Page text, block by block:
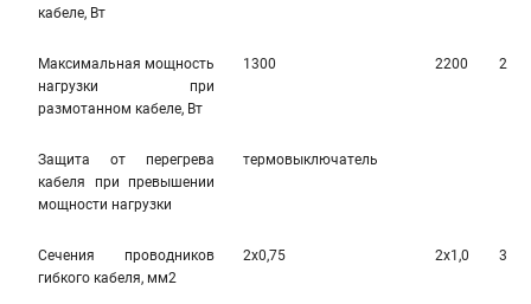
кабеле, Вт
Максимальная мощность
нагрузки при
размотанном кабеле, Вт
1300 2200 2200
Защита от перегрева
кабеля при превышении
мощности нагрузки
термовыключатель
Сечения проводников
гибкого кабеля, мм2
2х0,75 2х1,0